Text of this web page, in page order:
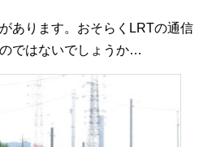
あります。おそらくLRTの通信
ではないでしょうか…